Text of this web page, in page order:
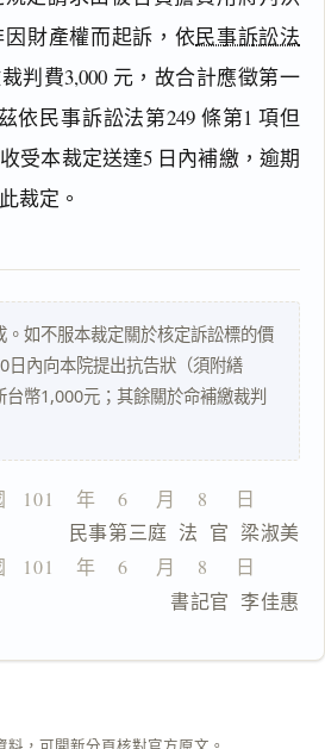
財產權而起訴，依民事訴訟法
判費3,000 元，故合計應徵第一
依民事訴訟法第249 條第1 項但
受本裁定送達5 日內補繳，逾期
裁定。
如不服本裁定關於核定訴訟標的價
日內向本院提出抗告狀（須附繕
幣1,000元；其餘關於命補繳裁判
101    年    6     月    8     日
民事第三庭  法  官  梁淑美
101    年    6     月    8     日
                              書記官  李佳惠
閱讀 研究
搜尋本
鍵
複製給 AI
去換行複製
匯出 PDF
精美列印